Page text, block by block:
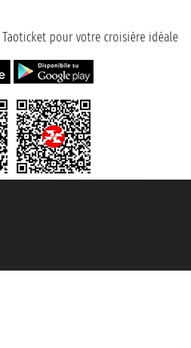
Taoticket pour votre croisière idéale